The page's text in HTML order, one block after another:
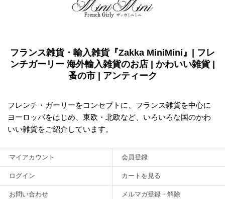
フランス雑貨・輸入雑貨『Zakka MiniMini』| フレ
ンチガーリー 海外輸入雑貨のお店 | かわいい雑貨 |
蚤の市 | アンティーク
フレンチ・ガーリーをコンセプトに、フランス雑貨を中心に
ヨーロッパをはじめ、東欧・北欧など、いろいろな国のかわ
いい雑貨をご紹介しています。
マイアカウント 会員登録
ログイン カートを見る
お問い合わせ メルマガ登録・解除